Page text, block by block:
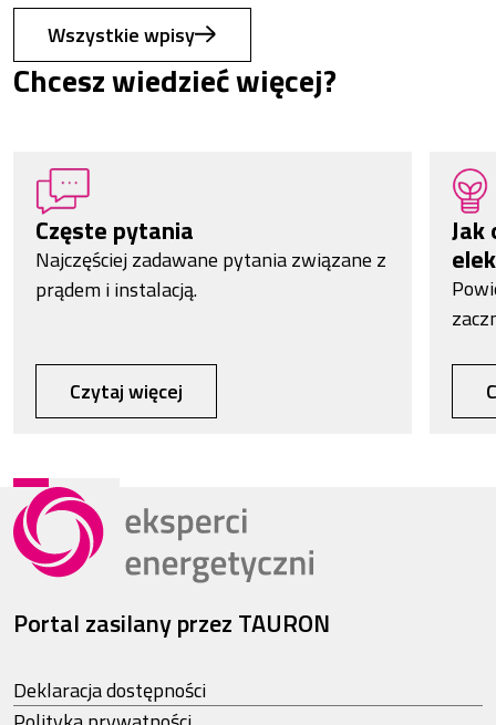
Wszystkie wpisy
Chcesz wiedzieć więcej?
Częste pytania
Najczęściej zadawane pytania związane z
prądem i instalacją.
Czytaj więcej
Jak
Portal zasilany przez TAURON
Deklaracja dostępności